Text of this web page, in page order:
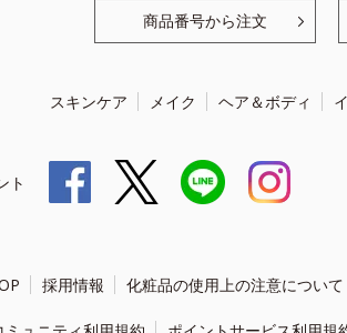
商品番号から注文
スキンケア メイク ヘア＆ボディ
ト
採用情報 化粧品の使用上の注意について